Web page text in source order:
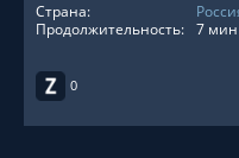
0
Страна:
Продолжительность: 7 мин